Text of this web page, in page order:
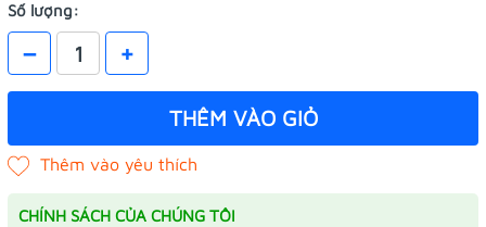
Số lượng:
– +
THÊM VÀO GIỎ
CHÍNH SÁCH CỦA CHÚNG TÔI